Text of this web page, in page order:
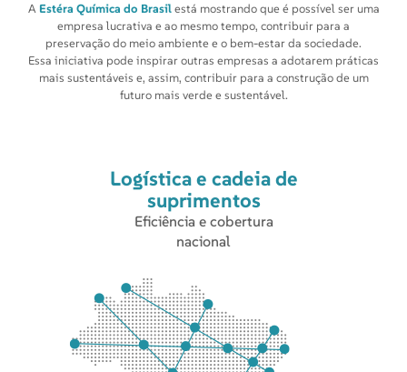
AEstéra Química do Brasilestá mostrando que é possível ser uma
empresa lucrativa e ao mesmo tempo, contribuir para a
preservação do meio ambiente e o bem-estar da sociedade.
Essa iniciativa pode inspirar outras empresas a adotarem práticas
mais sustentáveis e, assim, contribuir para a construção de um
futuro mais verde e sustentável.
Logística e cadeia de
suprimentos
Eficiência e cobertura
nacional